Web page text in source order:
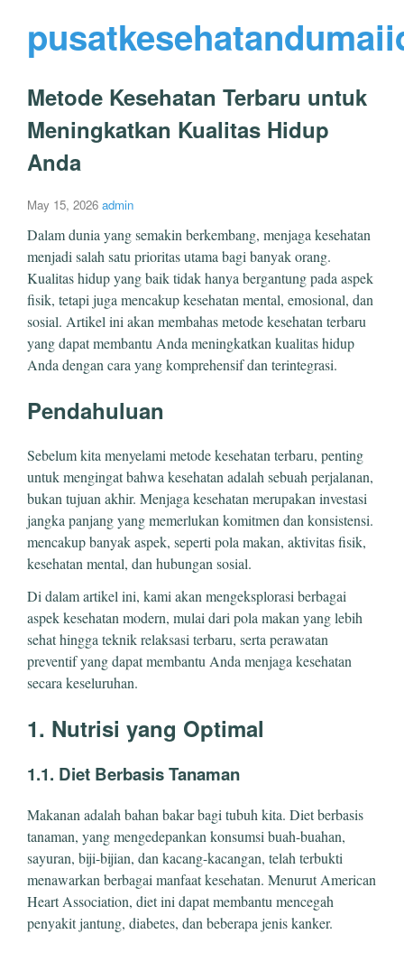
Metode Kesehatan Terbaru untuk
Meningkatkan Kualitas Hidup
Anda
May 15, 2026 admin
Dalam dunia yang semakin berkembang, menjaga kesehatan
menjadi salah satu prioritas utama bagi banyak orang.
Kualitas hidup yang baik tidak hanya bergantung pada aspek
fisik, tetapi juga mencakup kesehatan mental, emosional, dan
sosial. Artikel ini akan membahas metode kesehatan terbaru
yang dapat membantu Anda meningkatkan kualitas hidup
Anda dengan cara yang komprehensif dan terintegrasi.
Pendahuluan
Sebelum kita menyelami metode kesehatan terbaru, penting
untuk mengingat bahwa kesehatan adalah sebuah perjalanan,
bukan tujuan akhir. Menjaga kesehatan merupakan investasi
jangka panjang yang memerlukan komitmen dan konsistensi.
mencakup banyak aspek, seperti pola makan, aktivitas fisik,
kesehatan mental, dan hubungan sosial.
Di dalam artikel ini, kami akan mengeksplorasi berbagai
aspek kesehatan modern, mulai dari pola makan yang lebih
sehat hingga teknik relaksasi terbaru, serta perawatan
preventif yang dapat membantu Anda menjaga kesehatan
secara keseluruhan.
1. Nutrisi yang Optimal
1.1. Diet Berbasis Tanaman
Makanan adalah bahan bakar bagi tubuh kita. Diet berbasis
tanaman, yang mengedepankan konsumsi buah-buahan,
sayuran, biji-bijian, dan kacang-kacangan, telah terbukti
menawarkan berbagai manfaat kesehatan. Menurut American
Heart Association, diet ini dapat membantu mencegah
penyakit jantung, diabetes, dan beberapa jenis kanker.